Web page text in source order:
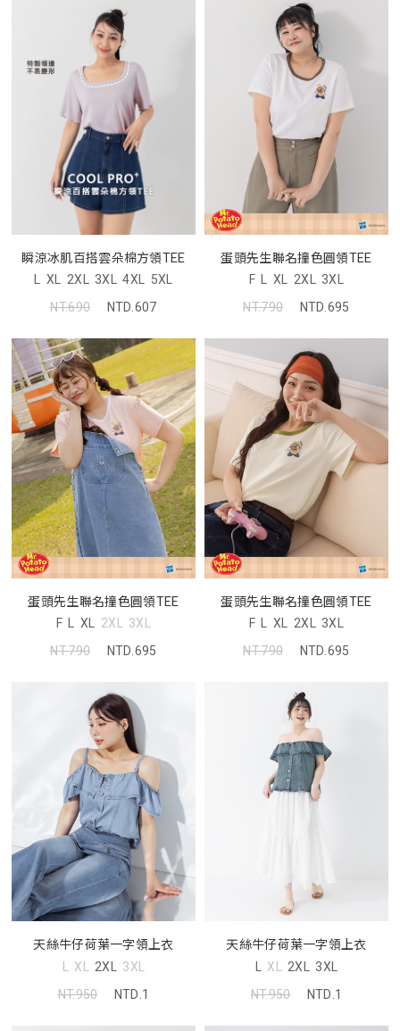
瞬涼冰肌百搭雲朵棉方領TEE
L XL 2XL 3XL 4XL 5XL
NT.690
NTD.607
蛋頭先生聯名撞色圓領TEE
F L XL 2XL 3XL
NT.790
NTD.695
蛋頭先生聯名撞色圓領TEE
F L XL 2XL 3XL
NT.790
NTD.695
蛋頭先生聯名撞色圓領TEE
F L XL 2XL 3XL
NT.790
NTD.695
天絲牛仔荷葉一字領上衣
L XL 2XL 3XL
NT.950
NTD.1
天絲牛仔荷葉一字領上衣
L XL 2XL 3XL
NT.950
NTD.1